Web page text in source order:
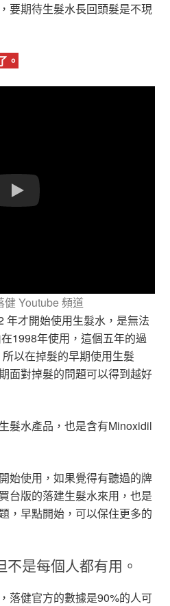
要期待生髮水長回頭髮是不現
。
健 Youtube 頻道
年才開始使用生髮水，是無法
1998年使用，這個五年的過
以在掉髮的早期使用生髮
面對掉髮的問題可以得到越好
髮水產品，也是含有Minoxidil
始使用，如果覺得有聽過的牌
台版的落建生髮水來用，也是
，早點開始，可以保住更多的
是每個人都有用。
落健官方的數據是90%的人可